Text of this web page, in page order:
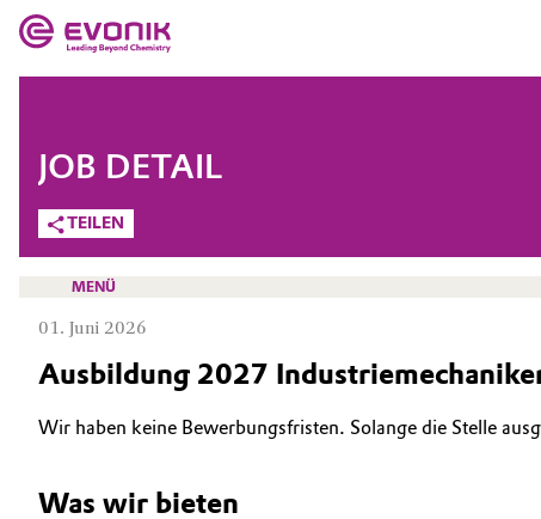
Market
Additive Manufacturing
Adhesives & Sealants
Animal Nutrition & Health
Evonik - Leading Beyond Chemistry
Was uns antreibt
Über Evonik
We go beyond
Innovation
UNTERNEHMEN
TEILEN
JOB DETAIL
MENÜ
MÖGLICHKEITEN
01. Juni 2026
Ausbildung 2027
Wir haben keine Bewerbungsfristen. Solange die Stelle
Was wir bieten